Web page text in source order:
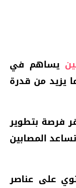
يساهم في
يزيد من قدرة
فرصة بتطوير
المصابين
على عناصر